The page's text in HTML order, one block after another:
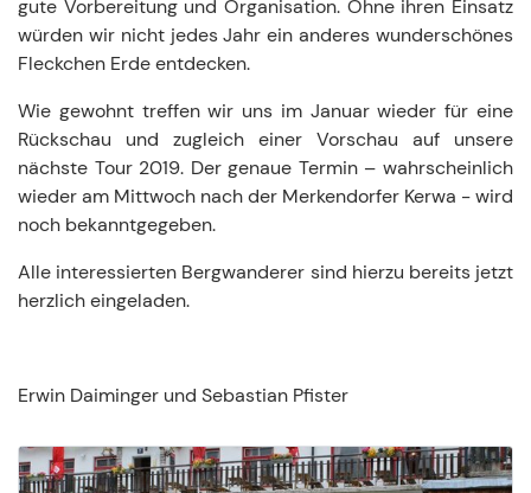
gute Vorbereitung und Organisation. Ohne ihren Einsatz
würden wir nicht jedes Jahr ein anderes wunderschönes
Fleckchen Erde entdecken.
Wie gewohnt treffen wir uns im Januar wieder für eine
Rückschau und zugleich einer Vorschau auf unsere
nächste Tour 2019. Der genaue Termin – wahrscheinlich
wieder am Mittwoch nach der Merkendorfer Kerwa - wird
noch bekanntgegeben.
Alle interessierten Bergwanderer sind hierzu bereits jetzt
herzlich eingeladen.
Erwin Daiminger und Sebastian Pfister